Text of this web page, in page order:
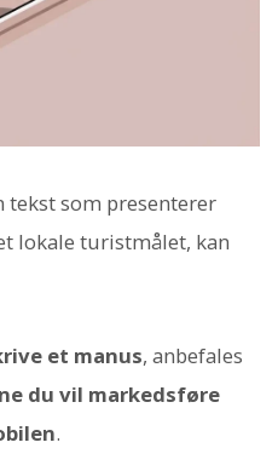
tekst som presenterer
lokale turistmålet, kan
et manus, anbefales
du vil markedsføre
.